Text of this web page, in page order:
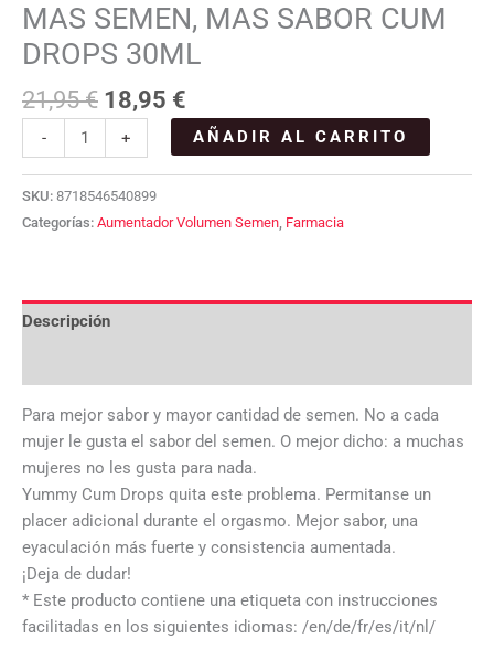
MAS SEMEN, MAS SABOR CUM
DROPS 30ML
21,95€ 18,95 €
- + AÑADIR AL CARRITO
SKU: 8718546540899
Categorías: Aumentador Volumen Semen Farmacia
Descripción
Para mejor sabor y mayor cantidad de semen. No a cada
mujer le gusta el sabor del semen. O mejor dicho: a muchas
mujeres no les gusta para nada.
Yummy Cum Drops quita este problema. Permitanse un
placer adicional durante el orgasmo. Mejor sabor, una
eyaculación más fuerte y consistencia aumentada.
¡Deja de dudar!
* Este producto contiene una etiqueta con instrucciones
facilitadas en los siguientes idiomas: /en/de/fr/es/it/nl/